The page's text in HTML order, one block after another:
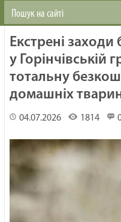
Екстрені
у Горінчівській
тотальну
домашніх
04.07.2026 1814